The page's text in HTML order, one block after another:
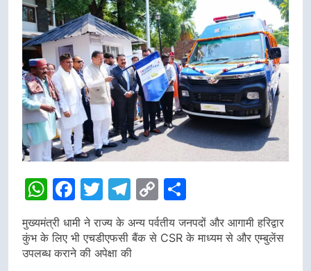
WhatsApp
Facebook
Twitter
Telegram
Copy
Link
मुख्यमंत्री धामी ने राज्य के अन्य पर्वतीय जनपदों और आगामी हरिद्वार
कुंभ के लिए भी एचडीएफसी बैंक से CSR के माध्यम से और एम्बुलेंस
उपलब्ध कराने की अपेक्षा की